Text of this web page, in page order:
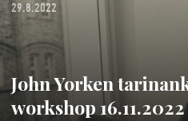
29.8.2022
John Yorken
workshop 16.11.2022